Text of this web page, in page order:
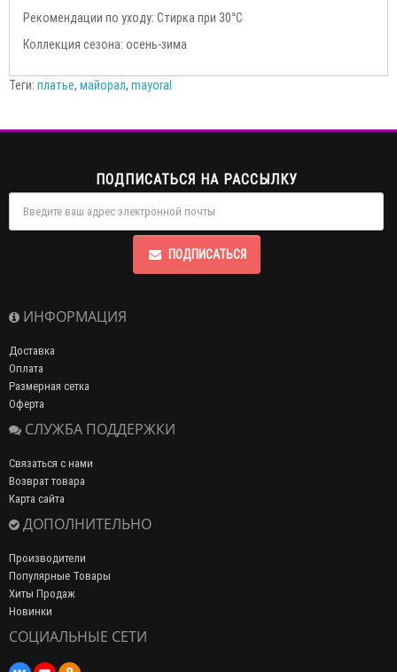
Рекомендации по уходу: Стирка при 30°С
Коллекция сезона: осень-зима
Теги: платье, майорал, mayoral
ПОДПИСАТЬСЯ НА РАССЫЛКУ
ПОДПИСАТЬСЯ
ИНФОРМАЦИЯ
Доставка
Оплата
Размерная сетка
Оферта
СЛУЖБА ПОДДЕРЖКИ
Связаться с нами
Возврат товара
Карта сайта
ДОПОЛНИТЕЛЬНО
Производители
Популярные Товары
Хиты Продаж
Новинки
СОЦИАЛЬНЫЕ СЕТИ